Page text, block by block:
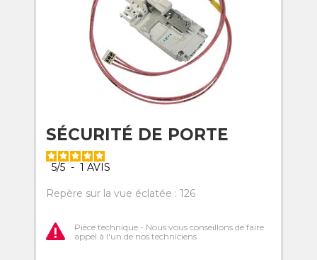
SÉCURITÉ DE PORTE
5/5 - 1 AVIS
Repère sur la vue éclatée : 126
Pièce technique - Nous vous conseillons de faire
appel à l'un de nos techniciens